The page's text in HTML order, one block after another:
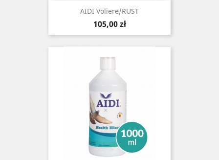
AIDI Voliere/RUST
Cena
105,00 zł